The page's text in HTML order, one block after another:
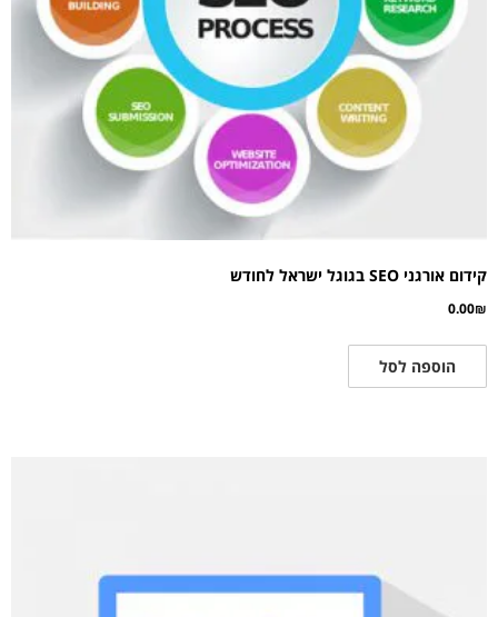
קידום אורגני SEO בגוגל ישראל לחודש
0.00₪
הוספה לסל